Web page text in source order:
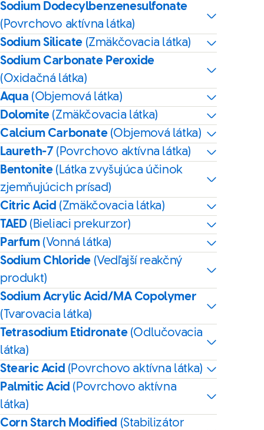
Sodium Dodecylbenzenesulfonate
(Povrchovo aktívna látka)
Sodium Silicate (Zmäkčovacia látka)
Sodium Carbonate Peroxide
(Oxidačná látka)
Aqua (Objemová látka)
Dolomite (Zmäkčovacia látka)
Calcium Carbonate (Objemová látka)
Laureth-7 (Povrchovo aktívna látka)
Bentonite (Látka zvyšujúca účinok
zjemňujúcich prísad)
Citric Acid (Zmäkčovacia látka)
TAED (Bieliaci prekurzor)
Parfum (Vonná látka)
Sodium Chloride (Vedľajší reakčný
produkt)
Sodium Acrylic Acid/MA Copolymer
(Tvarovacia látka)
Tetrasodium Etidronate (Odlučovacia
látka)
Stearic Acid (Povrchovo aktívna látka)
Palmitic Acid (Povrchovo aktívna
látka)
Corn Starch Modified (Stabilizátor